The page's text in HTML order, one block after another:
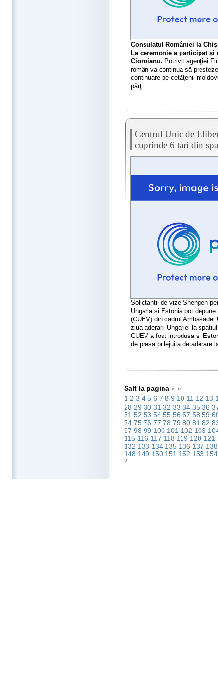
Consulatul României la
La ceremonie a participat
Cioroianu. Potrivit agenţiei
român va continua să
continuare pe cetăţenii
părţ...
Centrul Unic de
cuprinde 6 tari din
Solictantii de vize Shengen
Ungaria si Estonia pot
(CUEV) din cadrul Ambasadei
ziua aderarii Ungariei la
CUEV a fost introdusa si
de presa prilejuita de aderare
Salt la pagina « »
1 2 3 4 5 6 7 8 9 10 11 12 13
28 29 30 31 32 33 34 35 36
51 52 53 54 55 56 57 58 59
74 75 76 77 78 79 80 81 82
97 98 99 100 101 102 103
115 116 117 118 119 120 121
132 133 134 135 136 137
148 149 150 151 152 153
2